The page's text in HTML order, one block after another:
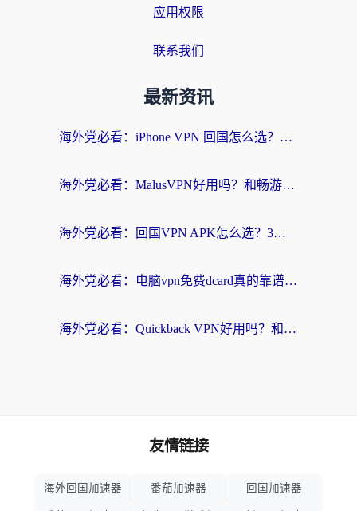
应用权限
联系我们
最新资讯
海外党必看：iPhone VPN 回国怎么选？一篇搞定无缝访问国内资源
海外党必看：MalusVPN好用吗？和畅游VPN对比哪个回国效果更好？附穿梭飞鱼神龟真实体验
海外党必看：回国VPN APK怎么选？3步教你无缝刷国内剧玩国服
海外党必看：电脑vpn免费dcard真的靠谱吗？教你选对回国加速器无缝访问国内资源
海外党必看：Quickback VPN好用吗？和小黑牛VPN对比哪个回国效果更好？附真实体验+避坑指南
友情链接
海外回国加速器 番茄加速器 回国加速器